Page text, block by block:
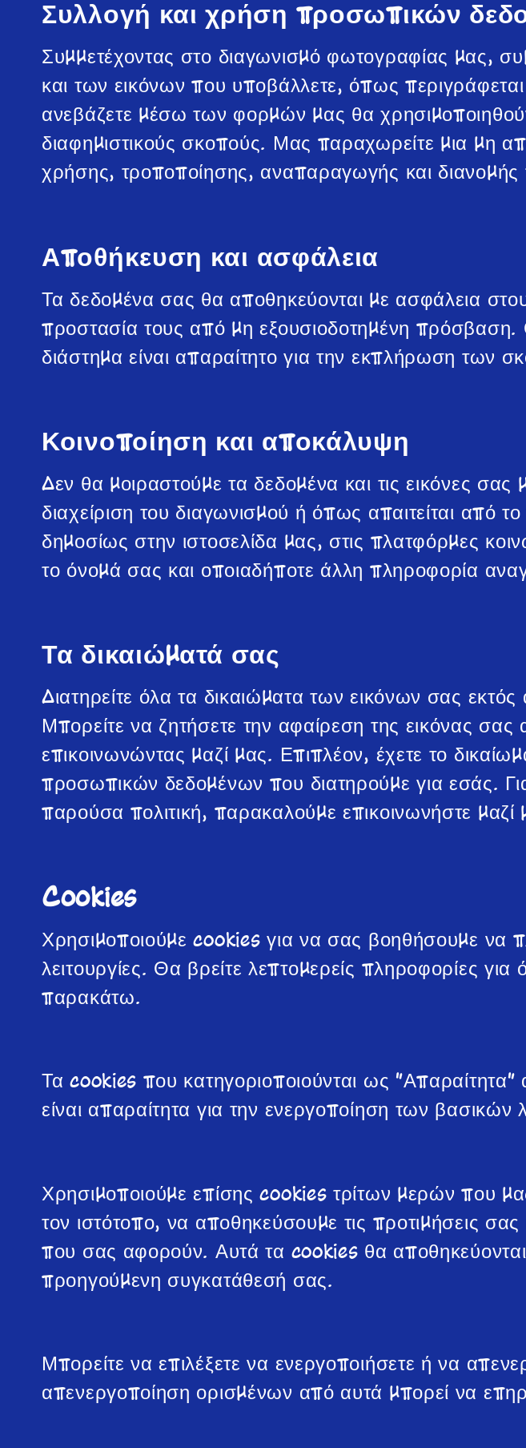
Συλλογή και χρήση προσωπικών
Συμμετέχοντας στο διαγωνισμό φωτογραφίας μας,
και των εικόνων που υποβάλλετε, όπως
ανεβάζετε μέσω των φορμών μας θα
διαφημιστικούς σκοπούς. Μας παραχωρείτε μια μη
χρήσης, τροποποίησης, αναπαραγωγής και διανομής
Αποθήκευση και ασφάλεια
Τα δεδομένα σας θα αποθηκεύονται με ασφάλεια
προστασία τους από μη εξουσιοδοτημένη πρόσβαση.
διάστημα είναι απαραίτητο για την εκπλήρωση των
Κοινοποίηση και αποκάλυψη
Δεν θα μοιραστούμε τα δεδομένα και τις εικόνες σας
διαχείριση του διαγωνισμού ή όπως απαιτείται από
δημοσίως στην ιστοσελίδα μας, στις πλατφόρμες
το όνομά σας και οποιαδήποτε άλλη πληροφορία
Τα δικαιώματά σας
Διατηρείτε όλα τα δικαιώματα των εικόνων σας
Μπορείτε να ζητήσετε την αφαίρεση της εικόνας σας
επικοινωνώντας μαζί μας. Επιπλέον, έχετε το
προσωπικών δεδομένων που διατηρούμε για εσάς.
παρούσα πολιτική, παρακαλούμε επικοινωνήστε
Cookies
Χρησιμοποιούμε cookies για να σας βοηθήσουμε να
λειτουργίες. Θα βρείτε λεπτομερείς πληροφορίες
παρακάτω.
Τα cookies που κατηγοριοποιούνται ως
είναι απαραίτητα για την ενεργοποίηση των βασικών
Χρησιμοποιούμε επίσης cookies τρίτων μερών που
τον ιστότοπο, να αποθηκεύσουμε τις προτιμήσεις
που σας αφορούν. Αυτά τα cookies θα
προηγούμενη συγκατάθεσή σας.
Μπορείτε να επιλέξετε να ενεργοποιήσετε ή να
απενεργοποίηση ορισμένων από αυτά μπορεί να